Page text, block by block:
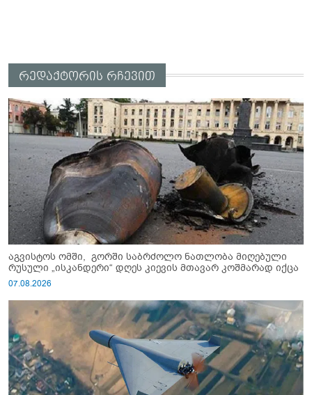
რედაქტორის რჩევით
აგვისტოს ომში, გორში საბრძოლო ნათლობა მიღებული
რუსული „ისკანდერი“ დღეს კიევის მთავარ კოშმარად იქცა
07.08.2026